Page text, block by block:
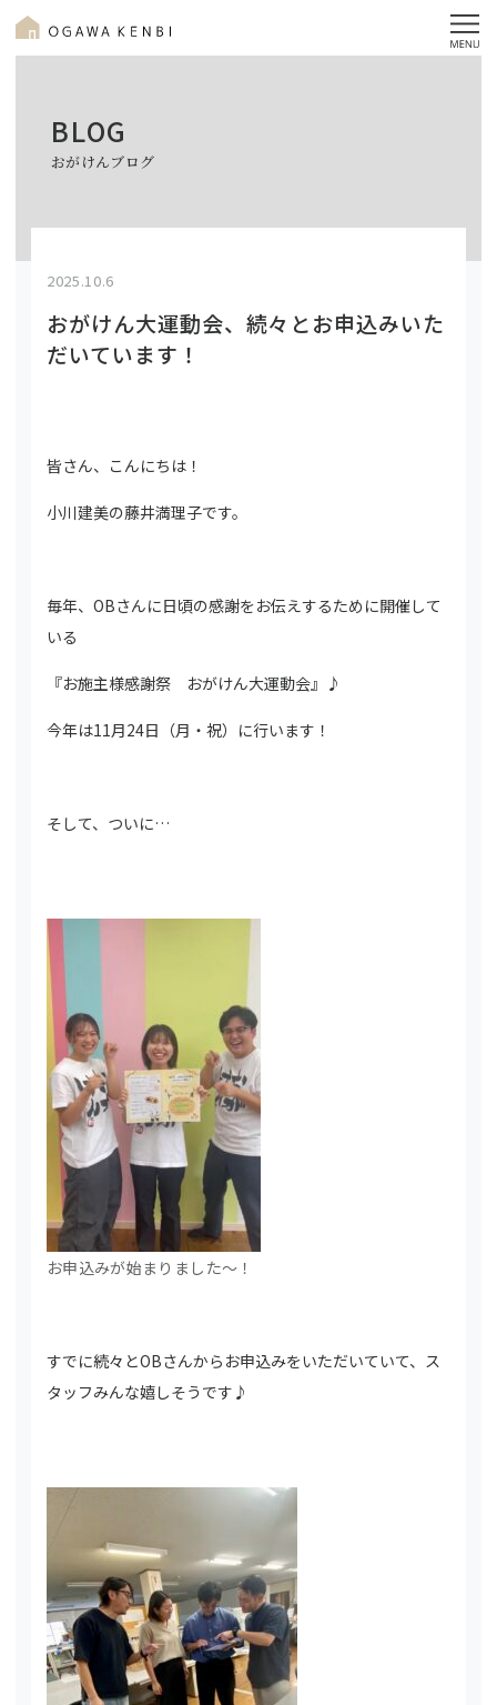
BLOG
おがけんブログ
2025.10.6
おがけん大運動会、続々とお申込みいた
だいています！
皆さん、こんにちは！
小川建美の藤井満理子です。
毎年、OBさんに日頃の感謝をお伝えするために開催して
いる
『お施主様感謝祭 おがけん大運動会』♪
今年は11月24日（月・祝）に行います！
そして、ついに…
お申込みが始まりました～！
すでに続々とOBさんからお申込みをいただいていて、ス
タッフみんな嬉しそうです♪